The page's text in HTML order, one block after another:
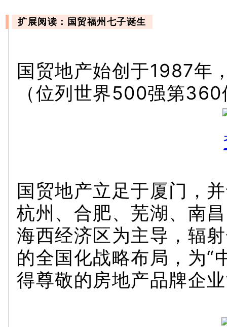
扩展阅读：国贸福州七子诞生
国贸地产始创于1987年
（位列世界500强第
国贸地产立足于厦门，
杭州、合肥、芜湖、南
海西经济区为主导，辐
的全国化战略布局，为“
得尊敬的房地产品牌企